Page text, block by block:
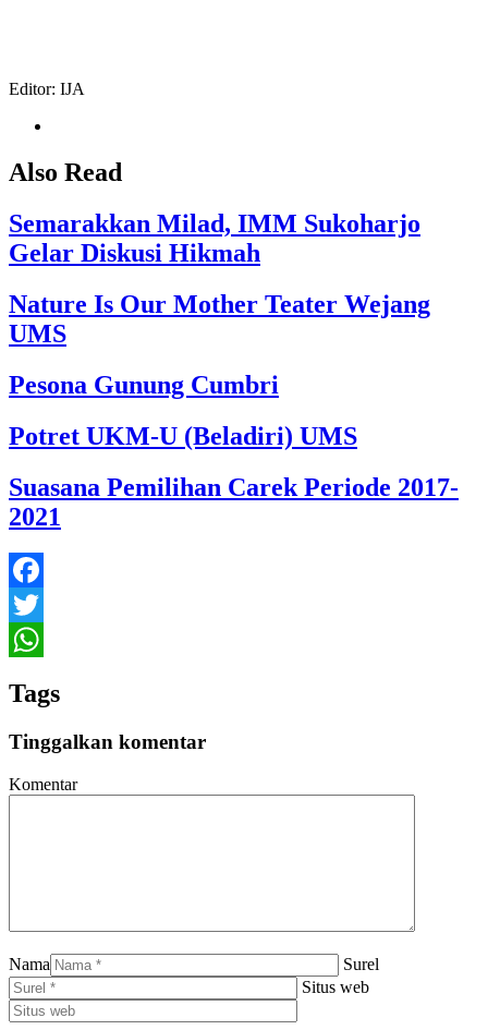
Editor: IJA
Also Read
Semarakkan Milad, IMM Sukoharjo
Gelar Diskusi Hikmah
Nature Is Our Mother Teater Wejang
UMS
Pesona Gunung Cumbri
Potret UKM-U (Beladiri) UMS
Suasana Pemilihan Carek Periode 2017-
2021
Facebook
Twitter
Tags
Tinggalkan komentar
Komentar
Nama
Surel
Situs web